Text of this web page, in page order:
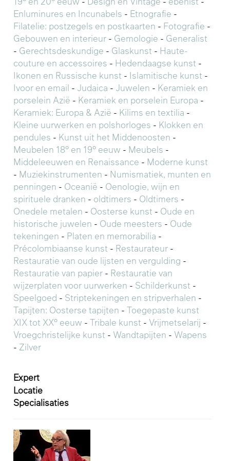
Enluminures en Incunabels - Etnografie -
Filatelie: postzegels en postkaarten - Fotografie -
Gebouwen en interieur - Gemologie - Generalist
- Gerechtsdeskundige - Glaskunst - Haute-
couture en accessoires - Hedendaagse kunst -
Ikonen en Russische kunst - Islamitische kunst -
Ivoor en email - Judaica - Juwelen - Keramiek en
porselein Azië - Keramiek en porselein Europa -
Keramiek: Europa & Azië - Kilims en textilia -
Kleine uurwerken en polshorloges - Klokken en
pendules - Kunst uit het Middenoosten -
Meubelen 18° en 19° eeuw - Meubels -
Middeleeuwen en Renaissance - Moderne kunst
- Muziekinstrumenten - Numismatiek, munten en
penningen - Oceanië - Oenologie, wijn en
spirituele dranken - oldtimers - Oldtimers -
Onedele metalen - Oosterse kunst - Oude en
historische juwelen - Oude meesters - Oude
tekeningen - Platen en memorabilia -
Précolombiaanse kunst - Restaurateur -
Restauratie van oude lijsten en vergulding -
Restauratie van papier - Restauratie van
wijzerplaten voor uurwerken - Schilderkunst -
Speelgoed - Striptekeningen en stripverhalen -
Tapijten: Oosterse tapijten - Toegepaste kunst
XIX tot XX° eeuw - Tribale kunst - Vrijmetselarij -
Vroegchristelijke kunst - Wandtapijten - Wapens
- Zilver
Expert
Locatie
Specialisaties